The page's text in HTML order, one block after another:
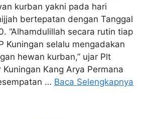
kurban yakni pada hari
bertepatan dengan Tanggal
“Alhamdulillah secara rutin tiap
Kuningan selalu mengadakan
hewan kurban,” ujar Plt
Kuningan Kang Arya Permana
… Baca Selengkapnya